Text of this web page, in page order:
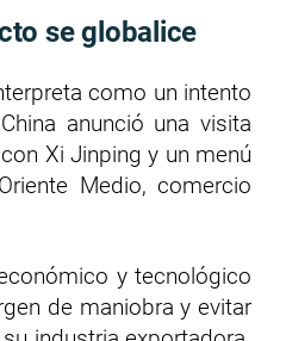
se globalice
como un intento
anunció una visita
Xi Jinping y un menú
Medio, comercio
y tecnológico
de maniobra y evitar